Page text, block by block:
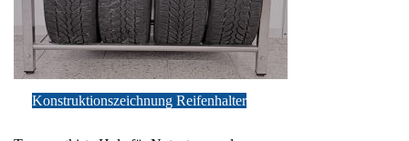
Konstruktionszeichnung Reifenhalter